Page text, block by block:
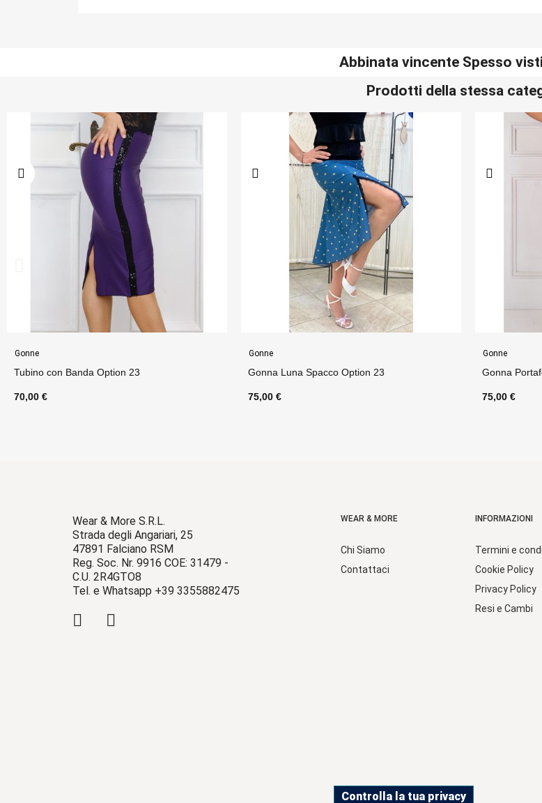
Abbinata vincente Spesso
Prodotti della stessa
Gonne
Gonna Luna Spacco Option 23
75,00 €
Gonne
Gonna Portafoglio Option 22
75,00 €
Gonne
Gonna
75,00 €
Wear & More S.R.L.
Strada degli Angariari, 25
47891 Falciano RSM
Reg. Soc. Nr. 9916 COE: 31479 -
C.U. 2R4GTO8
Tel. e Whatsapp +39 3355882475
WEAR & MORE
Chi Siamo
Contattaci
INFORMAZIONI
Termini e
Cookie Policy
Privacy Policy
Resi e Cambi
Controlla la tua privacy